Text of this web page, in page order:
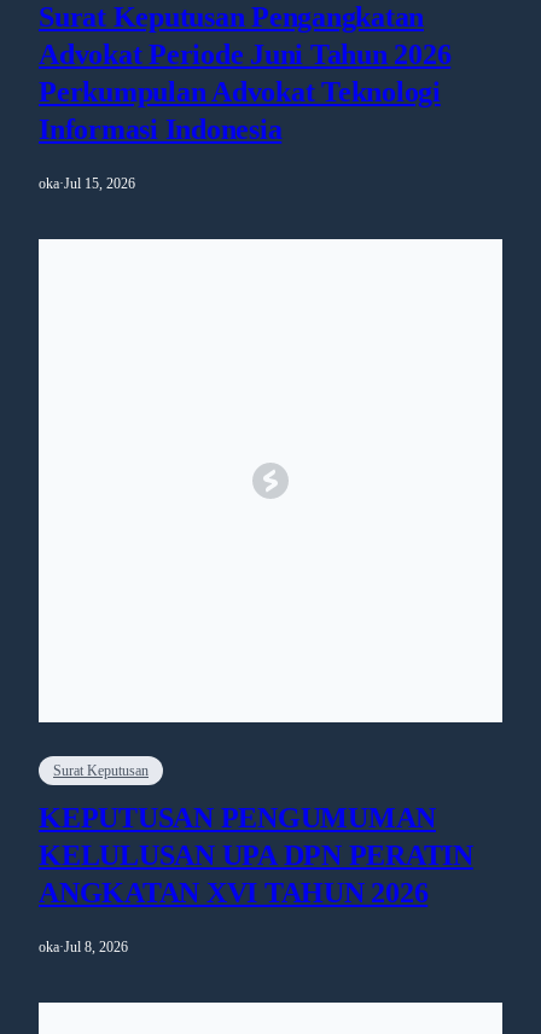
Surat Keputusan Pengangkatan
Advokat Periode Juni Tahun 2026
Perkumpulan Advokat Teknologi
Informasi Indonesia
oka·Jul 15, 2026
Surat Keputusan
KEPUTUSAN PENGUMUMAN
KELULUSAN UPA DPN PERATIN
ANGKATAN XVI TAHUN 2026
oka·Jul 8, 2026